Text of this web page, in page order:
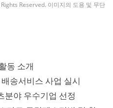
Reserved. 이미지의 도용 및 무단
동 소개
송서비스 사업 실시
분야 우수기업 선정